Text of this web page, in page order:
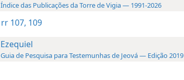
Índice das Publicações da Torre de Vigia — 1991-2026
rr 107, 109
Ezequiel
Guia de Pesquisa para Testemunhas de Jeová — Edição 2019